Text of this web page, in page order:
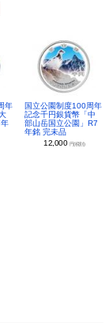
年
国立公園制度100周年
記念千円銀貨幣「中
部山岳国立公園」R7
年銘 完未品
12,000 円(税別)